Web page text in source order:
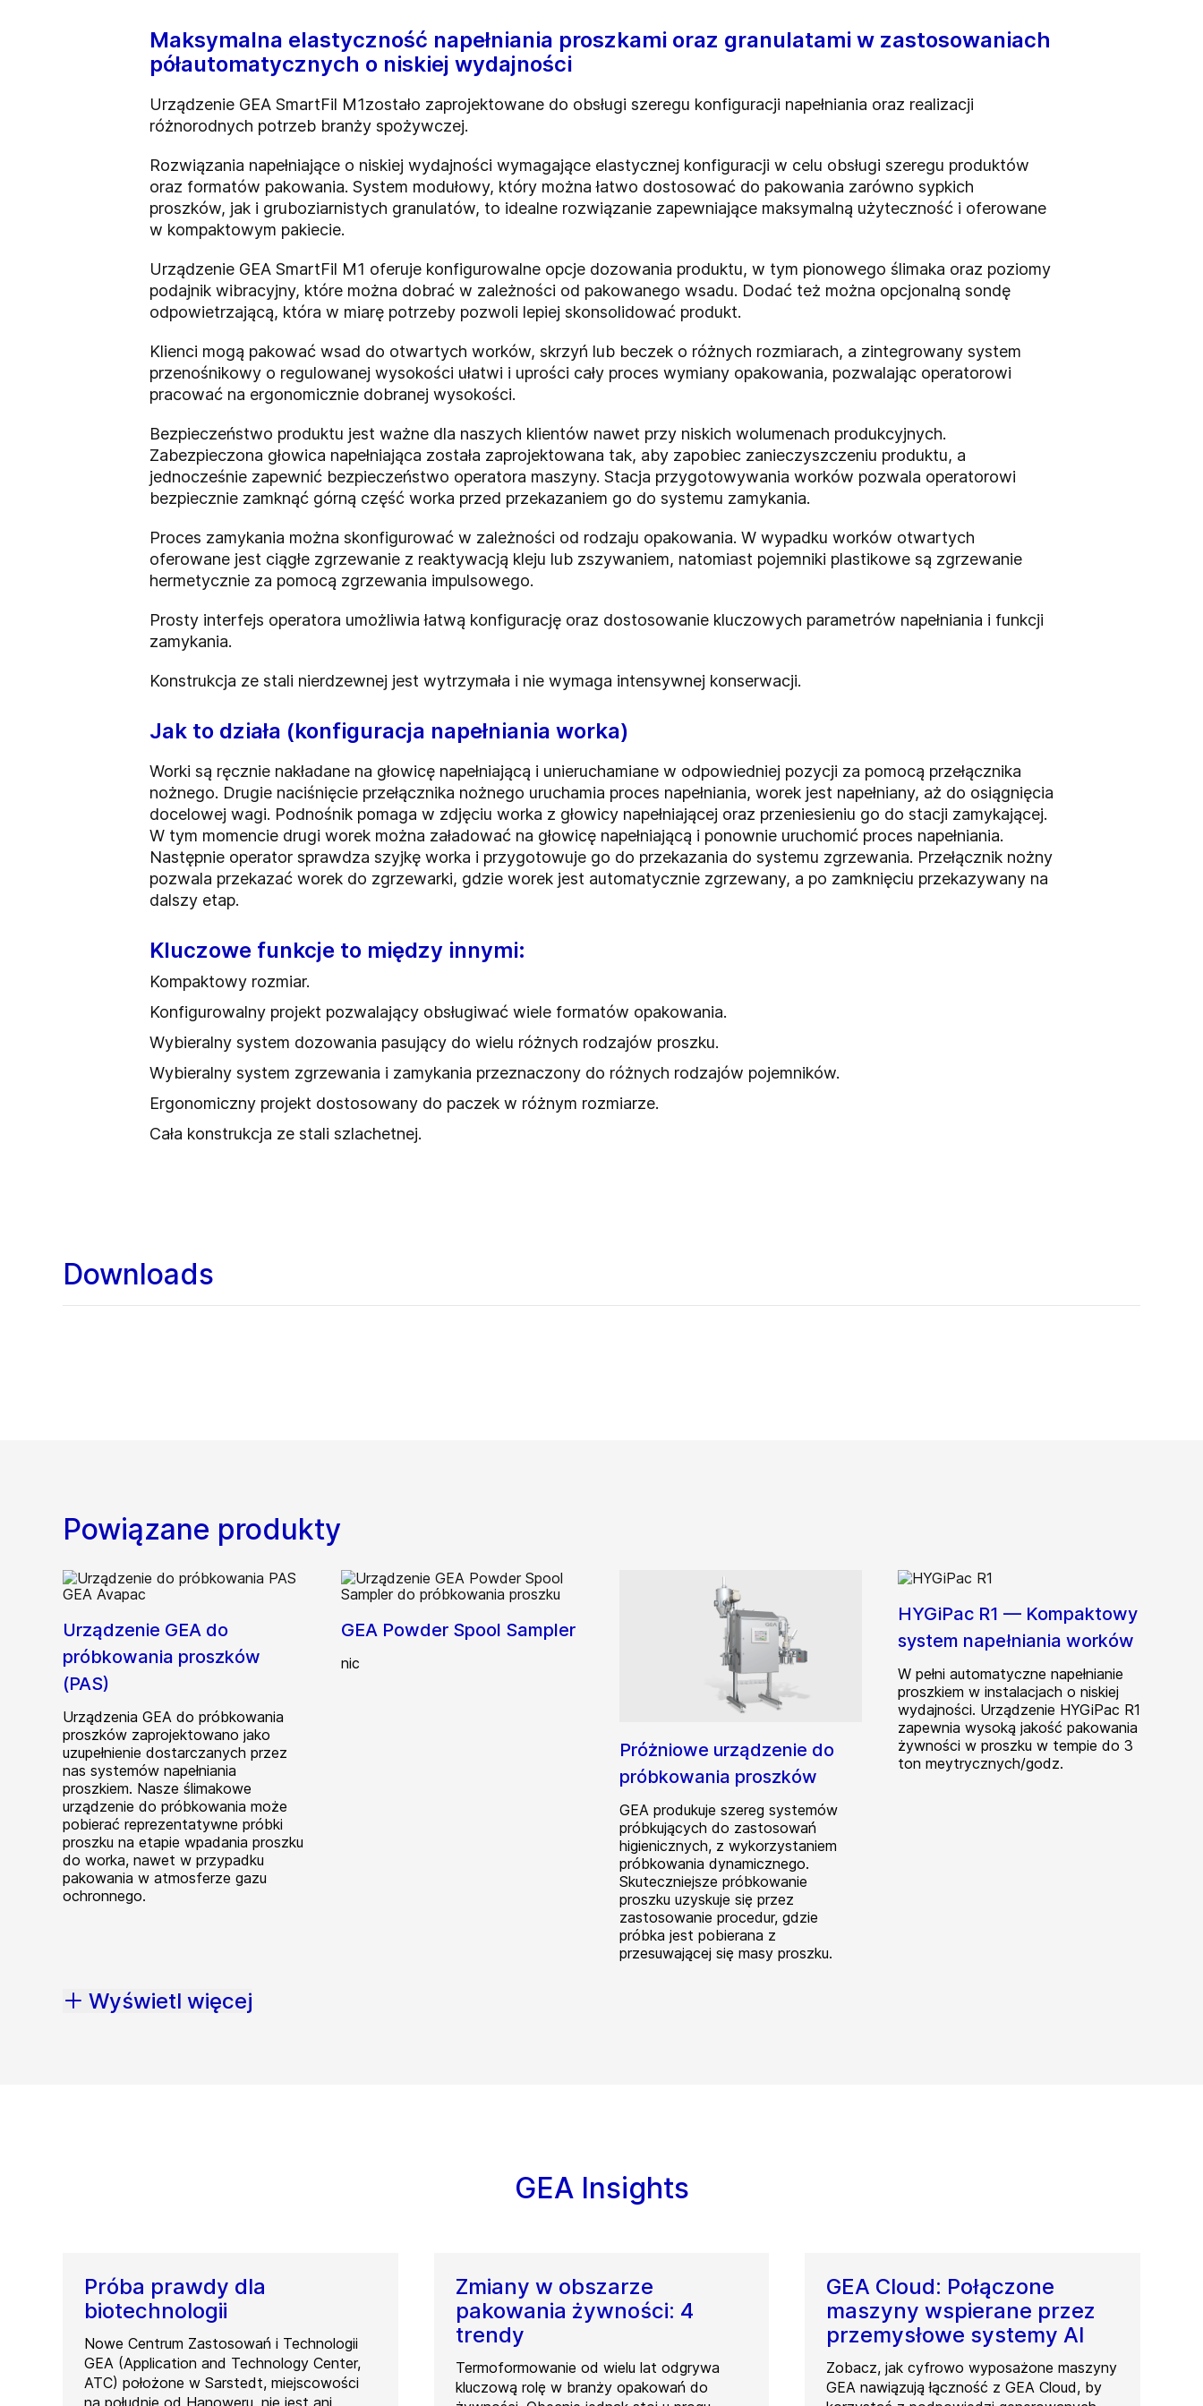
Maksymalna elastyczność napełniania proszkami oraz granulatami w zastosowaniach
półautomatycznych o niskiej wydajności
Urządzenie GEA SmartFil M1zostało zaprojektowane do obsługi szeregu konfiguracji napełniania oraz realizacji
różnorodnych potrzeb branży spożywczej.
Rozwiązania napełniające o niskiej wydajności wymagające elastycznej konfiguracji w celu obsługi szeregu produktów
oraz formatów pakowania. System modułowy, który można łatwo dostosować do pakowania zarówno sypkich
proszków, jak i gruboziarnistych granulatów, to idealne rozwiązanie zapewniające maksymalną użyteczność i oferowane
w kompaktowym pakiecie.
Urządzenie GEA SmartFil M1 oferuje konfigurowalne opcje dozowania produktu, w tym pionowego ślimaka oraz poziomy
podajnik wibracyjny, które można dobrać w zależności od pakowanego wsadu. Dodać też można opcjonalną sondę
odpowietrzającą, która w miarę potrzeby pozwoli lepiej skonsolidować produkt.
Klienci mogą pakować wsad do otwartych worków, skrzyń lub beczek o różnych rozmiarach, a zintegrowany system
przenośnikowy o regulowanej wysokości ułatwi i uprości cały proces wymiany opakowania, pozwalając operatorowi
pracować na ergonomicznie dobranej wysokości.
Bezpieczeństwo produktu jest ważne dla naszych klientów nawet przy niskich wolumenach produkcyjnych.
Zabezpieczona głowica napełniająca została zaprojektowana tak, aby zapobiec zanieczyszczeniu produktu, a
jednocześnie zapewnić bezpieczeństwo operatora maszyny. Stacja przygotowywania worków pozwala operatorowi
bezpiecznie zamknąć górną część worka przed przekazaniem go do systemu zamykania.
Proces zamykania można skonfigurować w zależności od rodzaju opakowania. W wypadku worków otwartych
oferowane jest ciągłe zgrzewanie z reaktywacją kleju lub zszywaniem, natomiast pojemniki plastikowe są zgrzewanie
hermetycznie za pomocą zgrzewania impulsowego.
Prosty interfejs operatora umożliwia łatwą konfigurację oraz dostosowanie kluczowych parametrów napełniania i funkcji
zamykania.
Konstrukcja ze stali nierdzewnej jest wytrzymała i nie wymaga intensywnej konserwacji.
Jak to działa (konfiguracja napełniania worka)
Worki są ręcznie nakładane na głowicę napełniającą i unieruchamiane w odpowiedniej pozycji za pomocą przełącznika
nożnego. Drugie naciśnięcie przełącznika nożnego uruchamia proces napełniania, worek jest napełniany, aż do osiągnięcia
docelowej wagi. Podnośnik pomaga w zdjęciu worka z głowicy napełniającej oraz przeniesieniu go do stacji zamykającej.
W tym momencie drugi worek można załadować na głowicę napełniającą i ponownie uruchomić proces napełniania.
Następnie operator sprawdza szyjkę worka i przygotowuje go do przekazania do systemu zgrzewania. Przełącznik nożny
pozwala przekazać worek do zgrzewarki, gdzie worek jest automatycznie zgrzewany, a po zamknięciu przekazywany na
dalszy etap.
Kluczowe funkcje to między innymi:
Kompaktowy rozmiar.
Konfigurowalny projekt pozwalający obsługiwać wiele formatów opakowania.
Wybieralny system dozowania pasujący do wielu różnych rodzajów proszku.
Wybieralny system zgrzewania i zamykania przeznaczony do różnych rodzajów pojemników.
Ergonomiczny projekt dostosowany do paczek w różnym rozmiarze.
Cała konstrukcja ze stali szlachetnej.
Downloads
Powiązane produkty
Urządzenie GEA do
próbkowania proszków
(PAS)
Urządzenia GEA do próbkowania
proszków zaprojektowano jako
uzupełnienie dostarczanych przez
nas systemów napełniania
proszkiem. Nasze ślimakowe
urządzenie do próbkowania może
pobierać reprezentatywne próbki
proszku na etapie wpadania proszku
do worka, nawet w przypadku
pakowania w atmosferze gazu
ochronnego.
GEA Powder Spool Sampler
nic
Próżniowe urządzenie do
próbkowania proszków
GEA produkuje szereg systemów
próbkujących do zastosowań
higienicznych, z wykorzystaniem
próbkowania dynamicznego.
Skuteczniejsze próbkowanie
proszku uzyskuje się przez
zastosowanie procedur, gdzie
próbka jest pobierana z
przesuwającej się masy proszku.
HYGiPac R1 — Kompaktowy
system napełniania worków
W pełni automatyczne napełnianie
proszkiem w instalacjach o niskiej
wydajności. Urządzenie HYGiPac R1
zapewnia wysoką jakość pakowania
żywności w proszku w tempie do 3
ton meytrycznych/godz.
Wyświetl więcej
GEA Insights
Próba prawdy dla
biotechnologii
Nowe Centrum Zastosowań i Technologii
GEA (Application and Technology Center,
ATC) położone w Sarstedt, miejscowości
na południe od Hanoweru, nie jest ani
Zmiany w obszarze
pakowania żywności: 4
trendy
Termoformowanie od wielu lat odgrywa
kluczową rolę w branży opakowań do
GEA Cloud: Połączone
maszyny wspierane przez
przemysłowe systemy AI
Zobacz, jak cyfrowo wyposażone maszyny
GEA nawiązują łączność z GEA Cloud, by